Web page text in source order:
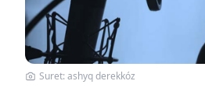
Suret: ashyq derekkóz